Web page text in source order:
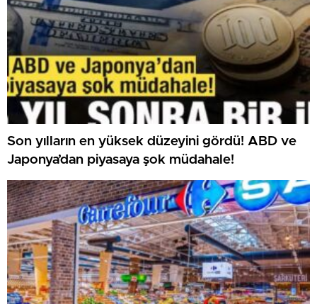
Son yılların en yüksek düzeyini gördü! ABD ve
Japonya’dan piyasaya şok müdahale!